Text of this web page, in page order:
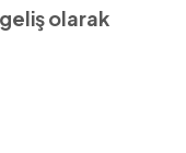
olarak